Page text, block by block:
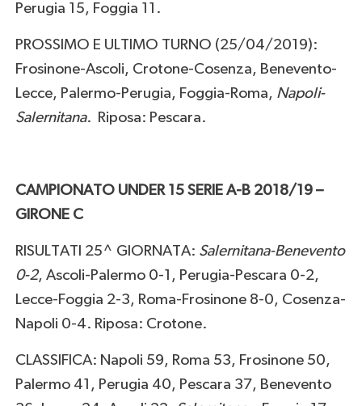
Perugia 15, Foggia 11.
PROSSIMO E ULTIMO TURNO (25/04/2019):
Frosinone-Ascoli, Crotone-Cosenza, Benevento-
Lecce, Palermo-Perugia, Foggia-Roma, Napoli-
Salernitana. Riposa: Pescara.
CAMPIONATO UNDER 15 SERIE A-B 2018/19 –
GIRONE C
RISULTATI 25^ GIORNATA: Salernitana-Benevento
0-2, Ascoli-Palermo 0-1, Perugia-Pescara 0-2,
Lecce-Foggia 2-3, Roma-Frosinone 8-0, Cosenza-
Napoli 0-4. Riposa: Crotone.
CLASSIFICA: Napoli 59, Roma 53, Frosinone 50,
Palermo 41, Perugia 40, Pescara 37, Benevento